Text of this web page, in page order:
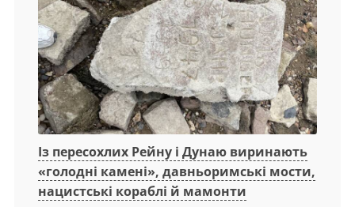
Із пересохлих Рейну і Дунаю виринають
«голодні камені», давньоримські мости,
нацистські кораблі й мамонти